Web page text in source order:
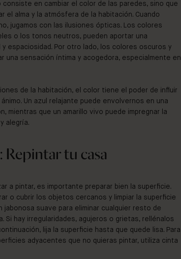
consiste en cambiar el color de las paredes, sino que
el alma y la atmósfera de la habitación. Cuando
jugamos con las ilusiones ópticas. Los colores
o los tonos neutros, pueden aportar una
y espaciosidad. Por otro lado, los colores oscuros y
una sensación íntima y acogedora, especialmente en
de la habitación, el color tiene el poder de influir
Un azul relajante puede envolvernos en una
mientras que un amarillo vivo puede impregnar la
alegría.
Repintar tu casa
a pintar, es importante preparar bien la superficie.
o cubrir los objetos cercanos y limpiar la superficie
jabonosa suave para eliminar cualquier resto de
Si hay irregularidades, agujeros o grietas, rellénalos
lija la superficie hasta que quede lisa. Para
adyacentes que no quieras pintar, utiliza cinta